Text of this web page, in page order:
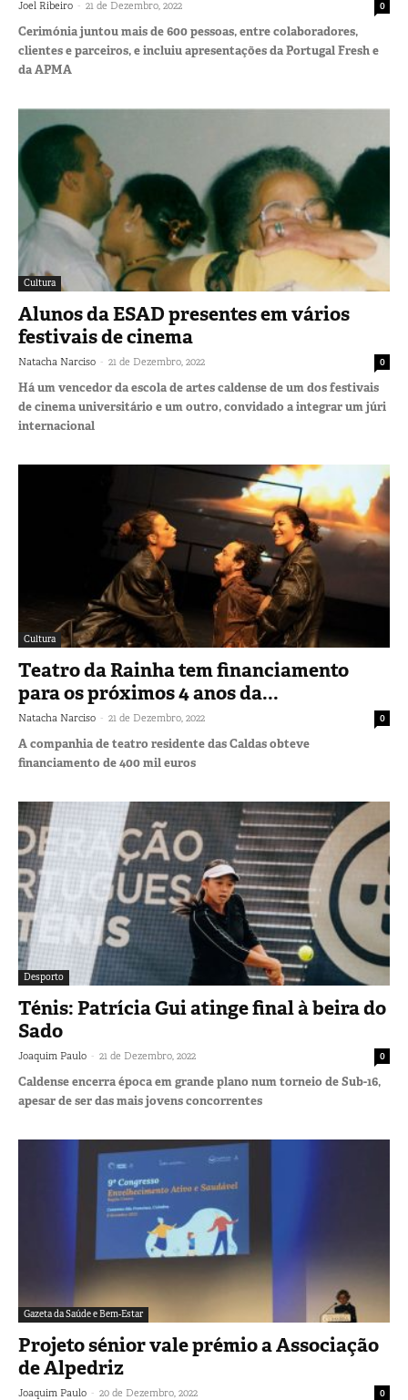
Joel Ribeiro - 21 de Dezembro, 2022 0
Cerimónia juntou mais de 600 pessoas, entre colaboradores,
clientes e parceiros, e incluiu apresentações da Portugal Fresh e
da APMA
Cultura
Alunos da ESAD presentes em vários
festivais de cinema
Natacha Narciso - 21 de Dezembro, 2022 0
Há um vencedor da escola de artes caldense de um dos festivais
de cinema universitário e um outro, convidado a integrar um júri
internacional
Cultura
Teatro da Rainha tem financiamento
para os próximos 4 anos da...
Natacha Narciso - 21 de Dezembro, 2022 0
A companhia de teatro residente das Caldas obteve
financiamento de 400 mil euros
Desporto
Ténis: Patrícia Gui atinge final à beira do
Sado
Joaquim Paulo - 21 de Dezembro, 2022 0
Caldense encerra época em grande plano num torneio de Sub-16,
apesar de ser das mais jovens concorrentes
Gazeta da Saúde e Bem-Estar
Projeto sénior vale prémio a Associação
de Alpedriz
Joaquim Paulo - 20 de Dezembro, 2022 0